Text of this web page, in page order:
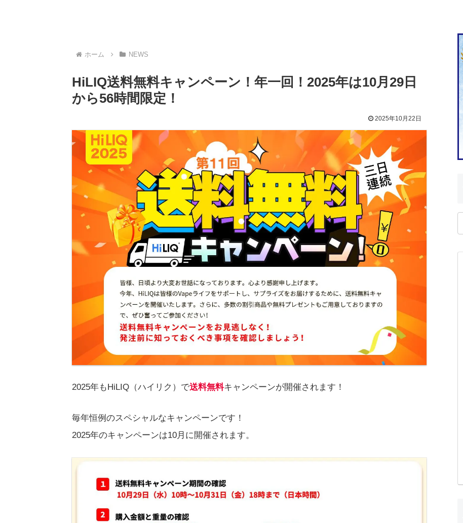
ホーム NEWS
HiLIQ送料無料キャンペーン！年一回！2025年は10月29日
から56時間限定！
2025年10月22日
2025年もHiLIQ（ハイリク）で送料無料キャンペーンが開催されます！
毎年恒例のスペシャルなキャンペーンです！
2025年のキャンペーンは10月に開催されます。